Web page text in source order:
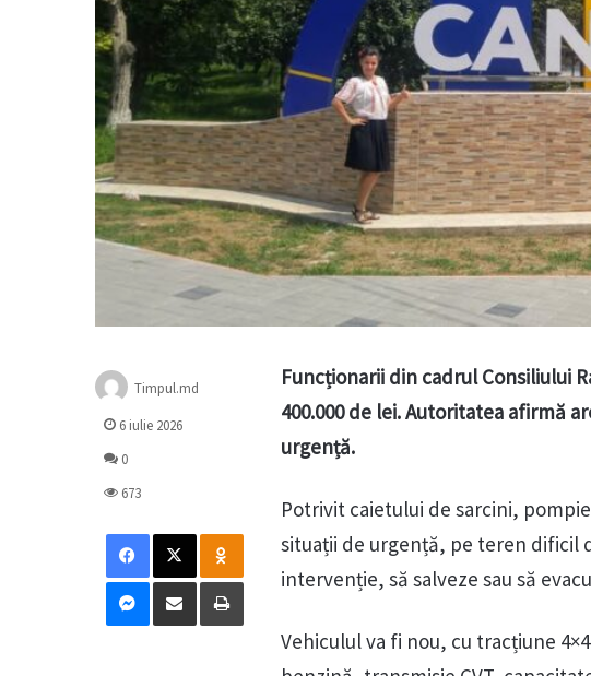
Funcționarii din cadrul Consiliului
400.000 de lei. Autoritatea afirmă
urgență.
Potrivit caietului de sarcini,
situații de urgență, pe teren dificil
intervenție, să salveze sau să
Vehiculul va fi nou, cu tracțiune
Timpul.md
6 iulie 2026
0
673
Facebook
X Odnoklassniki
Messenger
Distribuie prin mail Tipărește